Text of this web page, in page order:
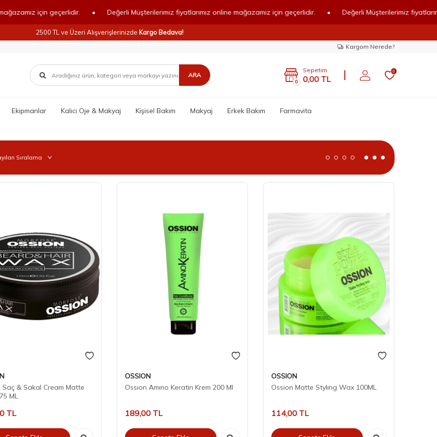
için geçerlidir. • Değerli Müşterilerimiz fiyatlarımız online mağazamız için geçerlidir. • Değerli Müşterilerimiz fiyatlarımız
2500 TL ve Üzeri Alışverişlerinizde Kargo Bedava!
Kargom Nerede?
ARA
0
Sepetim
0,00 TL
0
Ekipmanlar Kalıcı Oje & Makyaj Kişisel Bakım Makyaj Erkek Bakım Farmavita
Saç & Sakal Cream Matte
ML
TL
OSSION
Ossıon Amıno Keratin Krem 200 Ml
189,00TL
OSSION
Ossion Matte Stylıng Wax 100ML
114,00TL